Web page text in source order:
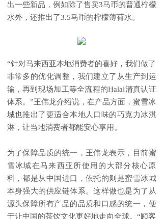
出一些新品，例如除了售卖3马币的普通柠檬
水外，还推出了3.5马币的柠檬薄荷水。
“针对马来西亚本地消费者的喜好，我们做了
非常多的优化调整，我们建立了从生产到运
输，再到现场加工等全流程的Halal清真认证
体系。”王伟龙介绍说，在产品方面，蜜雪冰
城也推出了更适合本地人口味的巧克力冰淇
淋，让当地消费者都能安心享用。
为了保障品质的统一，王伟龙表示，目前蜜
雪冰城在马来西亚所使用的大部分核心原
料，都是从中国进口，依托的则是蜜雪冰城
本身强大的供应链体系。这样做也是为了从
源头保障所有产品的品质和口感的统一，便
于让中国的茶饮文化更好地走向全球。“顾客